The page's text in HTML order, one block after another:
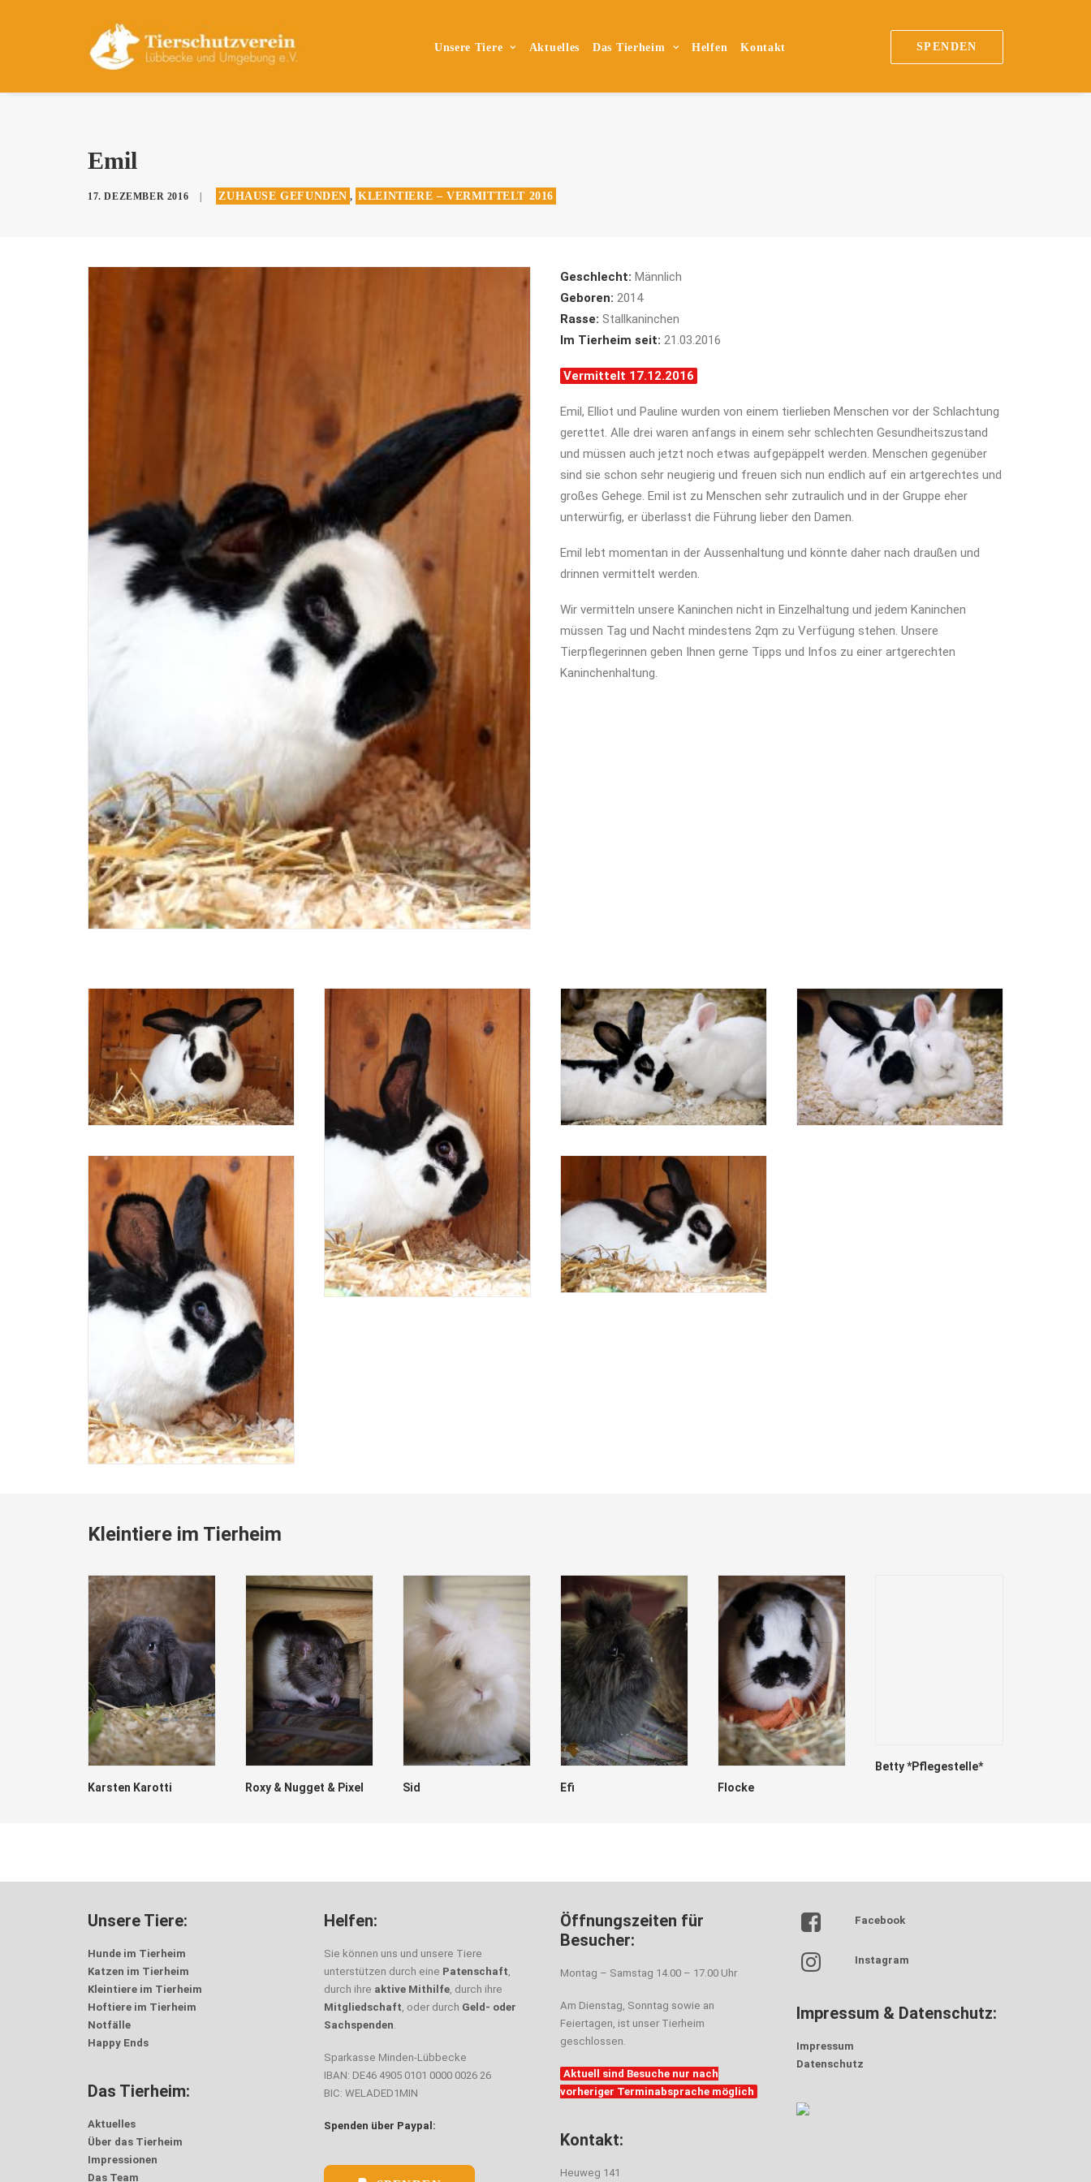
Unsere Tiere Aktuelles Das Tierheim Helfen Kontakt SPENDEN
Emil
17. DEZEMBER 2016 ZUHAUSE GEFUNDEN , KLEINTIERE – VERMITTELT 2016
Geschlecht: Männlich
Geboren: 2014
Rasse: Stallkaninchen
Im Tierheim seit: 21.03.2016
Vermittelt 17.12.2016
Emil, Elliot und Pauline wurden von einem tierlieben Menschen vor der Schlachtung
gerettet. Alle drei waren anfangs in einem sehr schlechten Gesundheitszustand
und müssen auch jetzt noch etwas aufgepäppelt werden. Menschen gegenüber
sind sie schon sehr neugierig und freuen sich nun endlich auf ein artgerechtes und
großes Gehege. Emil ist zu Menschen sehr zutraulich und in der Gruppe eher
unterwürfig, er überlasst die Führung lieber den Damen.
Emil lebt momentan in der Aussenhaltung und könnte daher nach draußen und
drinnen vermittelt werden.
Wir vermitteln unsere Kaninchen nicht in Einzelhaltung und jedem Kaninchen
müssen Tag und Nacht mindestens 2qm zu Verfügung stehen. Unsere
Tierpflegerinnen geben Ihnen gerne Tipps und Infos zu einer artgerechten
Kaninchenhaltung.
Kleintiere im Tierheim
Karsten Karotti Roxy & Nugget & Pixel Sid Efi Flocke
Betty *Pflegestelle*
Unsere Tiere:
Hunde im Tierheim
Katzen im Tierheim
Kleintiere im Tierheim
Hoftiere im Tierheim
Notfälle
Happy Ends
Das Tierheim:
Aktuelles
Über das Tierheim
Impressionen
Das Team
Helfen:
Sie können uns und unsere Tiere
unterstützen durch eine Patenschaft,
durch ihre aktive Mithilfe, durch ihre
Mitgliedschaft, oder durch Geld- oder
Sachspenden.
Sparkasse Minden-Lübbecke
IBAN: DE46 4905 0101 0000 0026 26
BIC: WELADED1MIN
Spenden über Paypal:
Öffnungszeiten für
Besucher:
Montag – Samstag 14.00 – 17.00 Uhr
Am Dienstag, Sonntag sowie an
Feiertagen, ist unser Tierheim
geschlossen.
Aktuell sind Besuche nur nach
vorheriger Terminabsprache möglich
Kontakt:
Heuweg 141
Facebook
Instagram
Impressum & Datenschutz:
Impressum
Datenschutz